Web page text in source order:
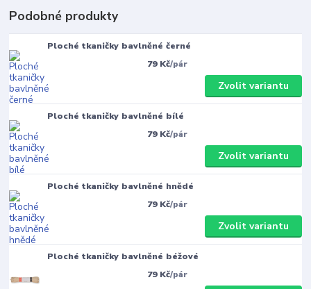
Podobné produkty
Ploché tkaničky bavlněné černé
79 Kč/pár
Zvolit variantu
Ploché tkaničky bavlněné bílé
79 Kč/pár
Zvolit variantu
Ploché tkaničky bavlněné hnědé
79 Kč/pár
Zvolit variantu
Ploché tkaničky bavlněné béžové
79 Kč/pár